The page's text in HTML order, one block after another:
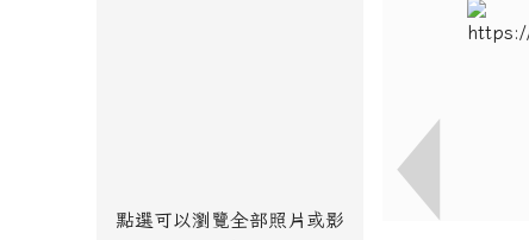
點選可以瀏覽全部照片或影